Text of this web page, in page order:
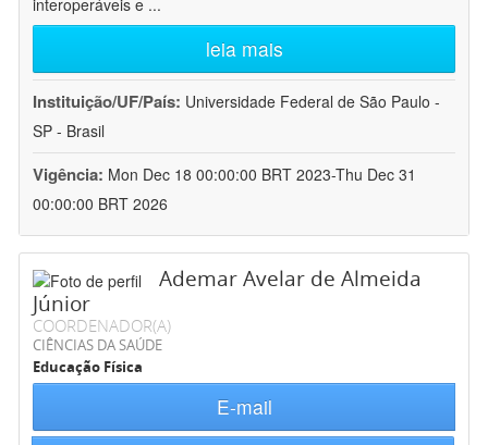
interoperáveis e ...
leia mais
Instituição/UF/País: Universidade Federal de São Paulo -
SP - Brasil
Vigência: Mon Dec 18 00:00:00 BRT 2023-Thu Dec 31
00:00:00 BRT 2026
Ademar Avelar de Almeida
Júnior
COORDENADOR(A)
CIÊNCIAS DA SAÚDE
Educação Física
E-mail